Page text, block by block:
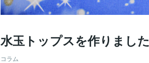
水玉トップスを作りました
コラム